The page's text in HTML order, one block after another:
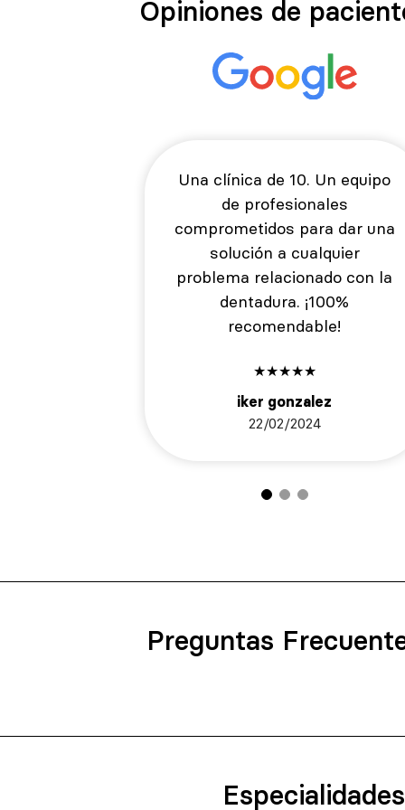
Opiniones de
Una clínica de 10. Un equipo
de profesionales
comprometidos para dar una
solución a cualquier
problema relacionado con la
dentadura. ¡100%
recomendable!
★★★★★
iker gonzalez
22/02/2024
Preguntas
Especialidades